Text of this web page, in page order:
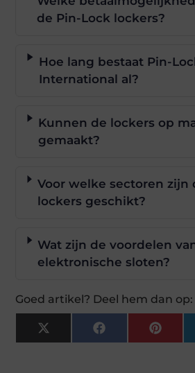
de Pin-Lock lockers?
Hoe lang bestaat Pin-
International al?
Kunnen de lockers op
gemaakt?
Voor welke sectoren zijn
lockers geschikt?
Wat zijn de voordelen
elektronische sloten?
Goed artikel? Deel hem dan op:
X
(Twitter)
Facebook